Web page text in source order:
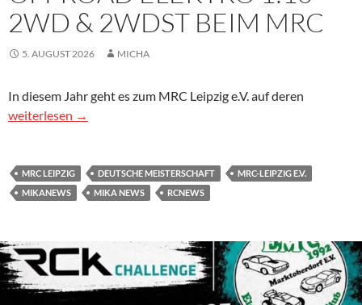
2WD & 2WDST BEIM MRC
5. AUGUST 2026 MICHA
In diesem Jahr geht es zum MRC Leipzig e.V. auf deren
Deutsche Meisterschaft 2026 Offroad Elektro 1:10 2WD &
weiterlesen →
MRC LEIPZIG DEUTSCHE MEISTERSCHAFT
MRC-LEIPZIG E.V.
MIKANEWS
MIKA NEWS RCNEWS